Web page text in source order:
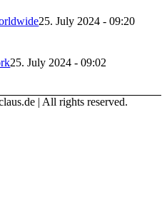
25. July 2024 - 09:20
25. July 2024 - 09:02
| All rights reserved.